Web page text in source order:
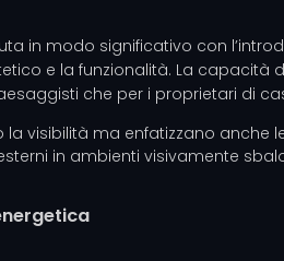
in modo significativo con
e la funzionalità. La
che per i proprietari di
visibilità ma enfatizzano
in ambienti visivamente